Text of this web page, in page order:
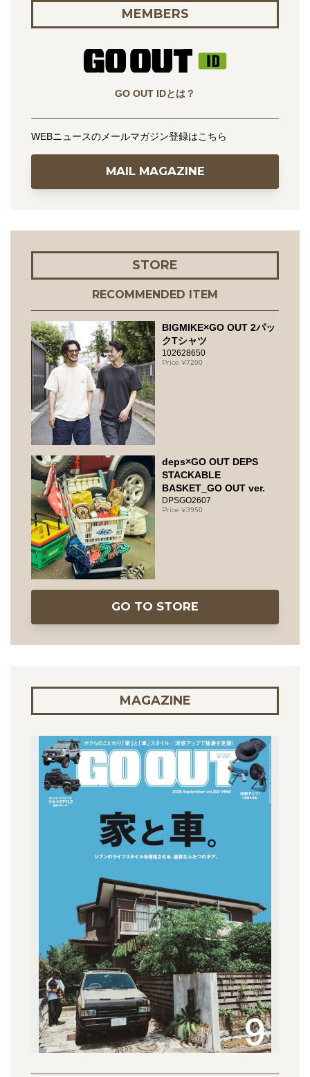
MEMBERS
GO OUT IDとは？
WEBニュースのメールマガジン登録はこちら
MAIL MAGAZINE
STORE
RECOMMENDED ITEM
BIGMIKE×GO OUT 2パッ
クTシャツ
102628650
7200
deps×GO OUT DEPS
STACKABLE
BASKET_GO OUT ver.
DPSGO2607
3950
GO TO STORE
MAGAZINE